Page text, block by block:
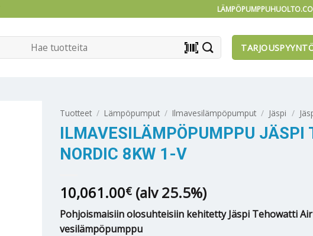
barcode_scanner
Tuotteet / Lämpöpumput / Ilmavesilämpöpumput / Jäspi /
ILMAVESILÄMPÖPUMPPU JÄSPI
NORDIC 8KW 1-V
10,061.00€ (alv 25.5%)
Pohjoismaisiin olosuhteisiin kehitetty Jäspi Tehowatti
vesilämpöpumppu